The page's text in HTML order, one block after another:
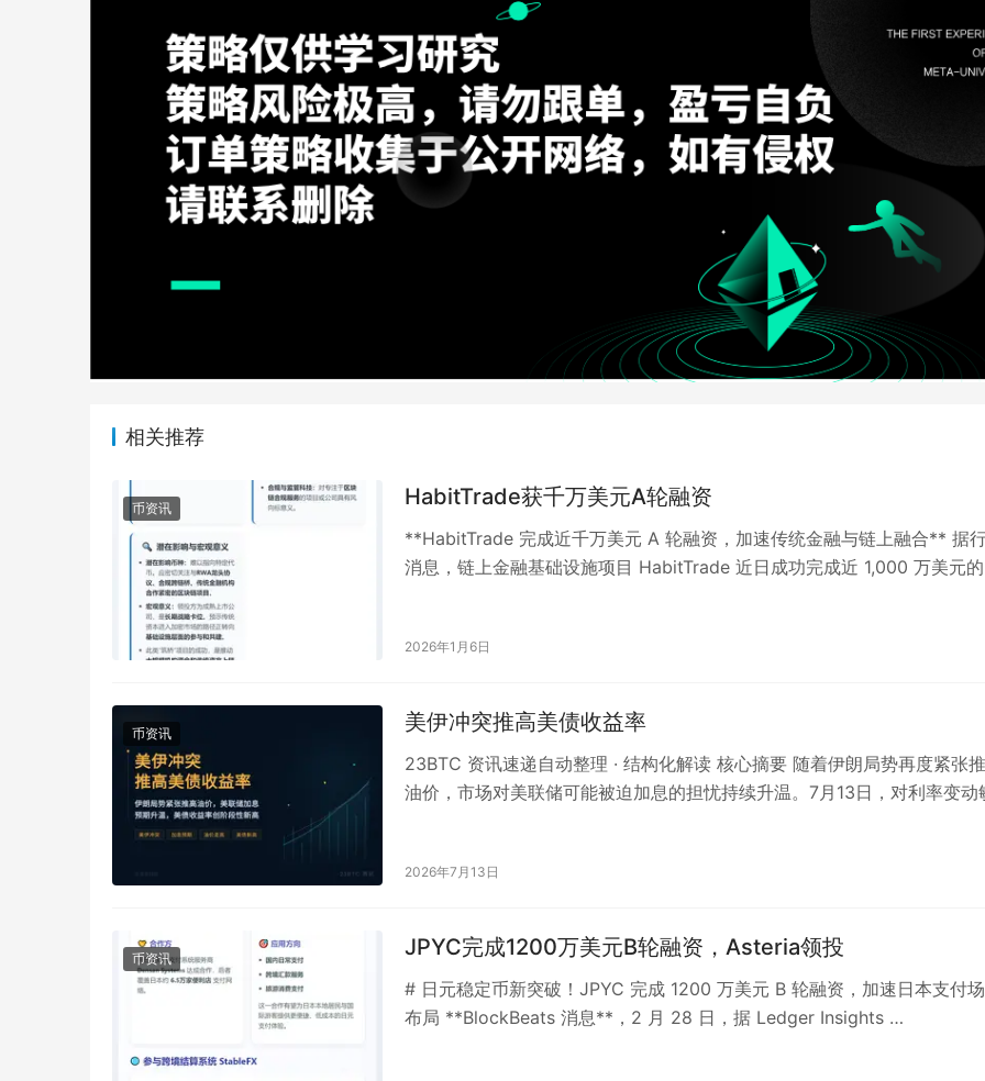
相关推荐
币资讯 HabitTrade获千万美元A轮融资
**HabitTrade 完成近千万美元 A 轮融资，加速传统金融与链上融合** 据
消息，链上金融基础设施项目 HabitTrade 近日成功完成近 1,000 万美元
2026年1月6日
币资讯 美伊冲突推高美债收益率
23BTC 资讯速递自动整理 · 结构化解读 核心摘要 随着伊朗局势再度紧张
油价，市场对美联储可能被迫加息的担忧持续升温。7月13日，对利率变动
2026年7月13日
币资讯 JPYC完成1200万美元B轮融资，Asteria领投
# 日元稳定币新突破！JPYC 完成 1200 万美元 B 轮融资，加速日本支付
布局 **BlockBeats 消息**，2 月 28 日，据 Ledger Insights …